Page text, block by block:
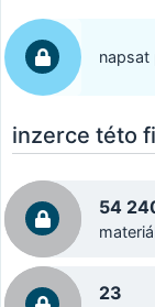
napsat
inzerce této
54
23